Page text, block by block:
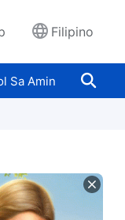
Filipino
Sa Amin